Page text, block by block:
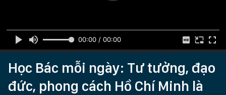
00:00 / 00:00
Học Bác mỗi ngày: Tư tưởng, đạo
đức, phong cách Hồ Chí Minh là